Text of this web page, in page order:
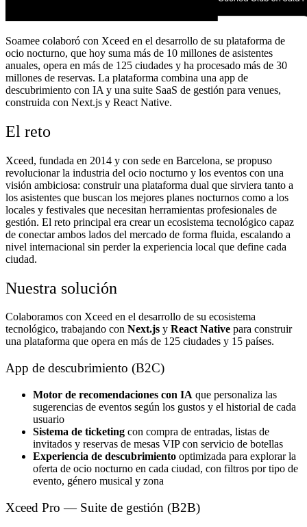
Soamee colaboró con Xceed en el desarrollo de su plataforma de
ocio nocturno, que hoy suma más de 10 millones de asistentes
anuales, opera en más de 125 ciudades y ha procesado más de 30
millones de reservas. La plataforma combina una app de
descubrimiento con IA y una suite SaaS de gestión para venues,
construida con Next.js y React Native.
El reto
Xceed, fundada en 2014 y con sede en Barcelona, se propuso
revolucionar la industria del ocio nocturno y los eventos con una
visión ambiciosa: construir una plataforma dual que sirviera tanto a
los asistentes que buscan los mejores planes nocturnos como a los
locales y festivales que necesitan herramientas profesionales de
gestión. El reto principal era crear un ecosistema tecnológico capaz
de conectar ambos lados del mercado de forma fluida, escalando a
nivel internacional sin perder la experiencia local que define cada
ciudad.
Nuestra solución
Colaboramos con Xceed en el desarrollo de su ecosistema
tecnológico, trabajando con Next.js y React Native para construir
una plataforma que opera en más de 125 ciudades y 15 países.
App de descubrimiento (B2C)
Motor de recomendaciones con IA que personaliza las
sugerencias de eventos según los gustos y el historial de cada
usuario
Sistema de ticketing con compra de entradas, listas de
invitados y reservas de mesas VIP con servicio de botellas
Experiencia de descubrimiento optimizada para explorar la
oferta de ocio nocturno en cada ciudad, con filtros por tipo de
evento, género musical y zona
Xceed Pro — Suite de gestión (B2B)